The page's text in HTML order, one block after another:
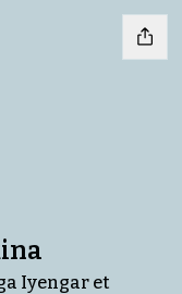
Iyengar et